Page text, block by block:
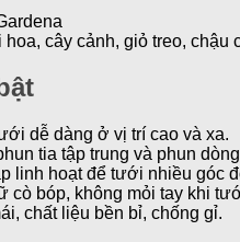
cây cảnh, giỏ treo, chậu
dễ dàng ở vị trí cao và xa.
tia tập trung và phun
linh hoạt để tưới nhiều góc
cò bóp, không mỏi tay khi
chất liệu bền bỉ, chống gỉ.